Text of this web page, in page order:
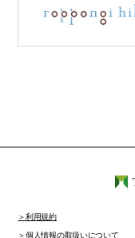
利用規約
個人情報の取扱いについて